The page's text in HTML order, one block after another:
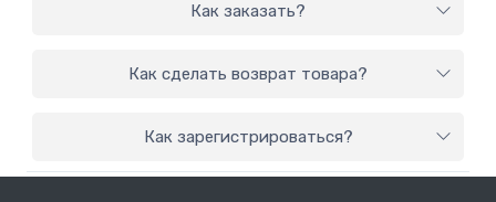
Как заказать?
Как сделать возврат товара?
Как зарегистрироваться?